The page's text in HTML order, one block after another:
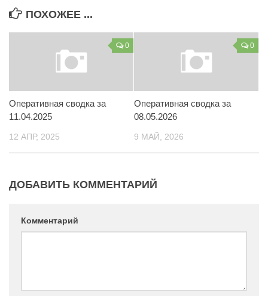
Обращения
ПОХОЖЕЕ ...
0
Оперативная сводка за
11.04.2025
12 АПР, 2025
0
Оперативная сводка за
08.05.2026
9 МАЙ, 2026
ДОБАВИТЬ КОММЕНТАРИЙ
Комментарий